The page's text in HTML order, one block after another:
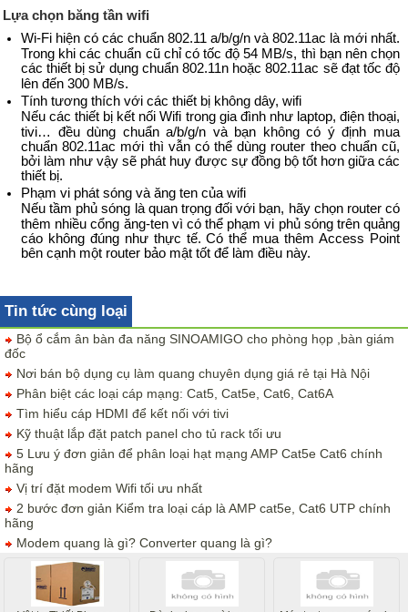
Lựa chọn băng tần wifi
Wi-Fi hiện có các chuẩn 802.11 a/b/g/n và 802.11ac là mới nhất.
Trong khi các chuẩn cũ chỉ có tốc độ 54 MB/s, thì bạn nên chọn
các thiết bị sử dụng chuẩn 802.11n hoặc 802.11ac sẽ đạt tốc độ
lên đến 300 MB/s.
Tính tương thích với các thiết bị không dây, wifi
Nếu các thiết bị kết nối Wifi trong gia đình như laptop, điện thoại,
tivi… đều dùng chuẩn a/b/g/n và bạn không có ý định mua
chuẩn 802.11ac mới thì vẫn có thể dùng router theo chuẩn cũ,
bởi làm như vậy sẽ phát huy được sự đồng bộ tốt hơn giữa các
thiết bị.
Phạm vi phát sóng và ăng ten của wifi
Nếu tầm phủ sóng là quan trọng đối với bạn, hãy chọn router có
thêm nhiều cổng ăng-ten vì có thể phạm vi phủ sóng trên quảng
cáo không đúng như thực tế. Có thể mua thêm Access Point
bên cạnh một router bảo mật tốt để làm điều này.
Tin tức cùng loại
Bộ ổ cắm ân bàn đa năng SINOAMIGO cho phòng họp ,bàn giám
đốc
Nơi bán bộ dụng cụ làm quang chuyên dụng giá rẻ tại Hà Nội
Phân biệt các loại cáp mạng: Cat5, Cat5e, Cat6, Cat6A
Tìm hiểu cáp HDMI để kết nối với tivi
Kỹ thuật lắp đặt patch panel cho tủ rack tối ưu
5 Lưu ý đơn giản để phân loại hạt mạng AMP Cat5e Cat6 chính
hãng
Vị trí đặt modem Wifi tối ưu nhất
2 bước đơn giản Kiểm tra loại cáp là AMP cat5e, Cat6 UTP chính
hãng
Modem quang là gì? Converter quang là gì?